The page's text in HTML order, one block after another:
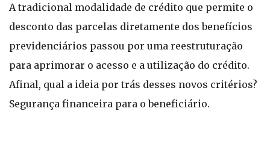
A tradicional modalidade de crédito que permite o
desconto das parcelas diretamente dos benefícios
previdenciários passou por uma reestruturação
para aprimorar o acesso e a utilização do crédito.
Afinal, qual a ideia por trás desses novos critérios?
Segurança financeira para o beneficiário.